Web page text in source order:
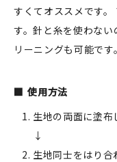
読みもの
イベント・ワークショッ
ギャラリー
おしらせ
すくてオススメです
す。針と糸を使わな
リーニングも可能です。
使用方法
生地の両面に塗布
↓
生地同士をはり合